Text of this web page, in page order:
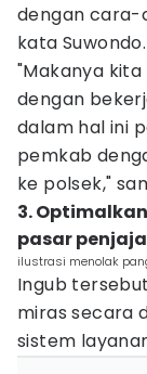
dengan cara-
kata Suwondo.
"Makanya
dengan
dalam hal ini
pemkab
ke polsek,"
3.
pasar
ilustrasi menolak
Ingub
miras secara
sistem